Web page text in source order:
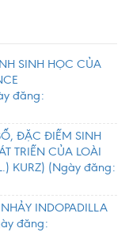
SINH HỌC CỦA
đăng:
ĐẶC ĐIỂM SINH
TRIỂN CỦA LOÀI
KURZ) (Ngày đăng:
INDOPADILLA
đăng: